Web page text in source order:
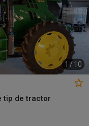
1 / 10
tip de tractor